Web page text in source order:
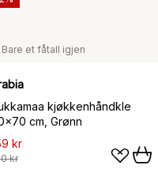
Bare et fåtall igjen
kjøkkenhåndkle
cm, Grønn
kr
kr